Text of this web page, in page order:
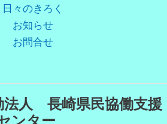
日々のきろく
お知らせ
お問合せ
法人 長崎県民協働支援